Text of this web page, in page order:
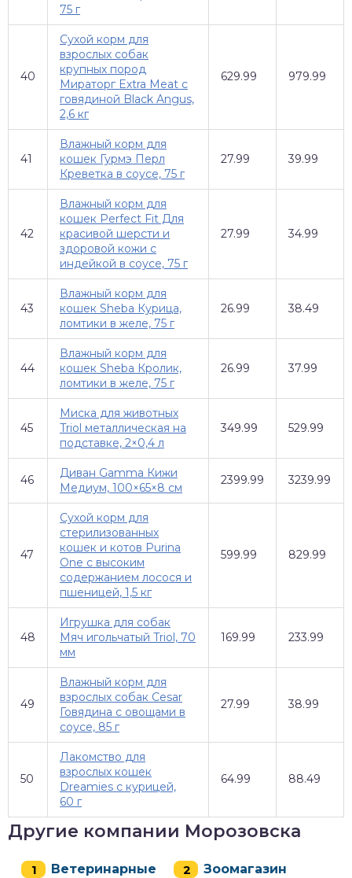
75 г
40
Сухой корм для
взрослых собак
крупных пород
Мираторг Extra Meat с
говядиной Black Angus,
2,6 кг
629.99 979.99
41
Влажный корм для
кошек Гурмэ Перл
Креветка в соусе, 75 г
27.99 39.99
42
Влажный корм для
кошек Perfect Fit Для
красивой шерсти и
здоровой кожи с
индейкой в соусе, 75 г
27.99 34.99
43
Влажный корм для
кошек Sheba Курица,
ломтики в желе, 75 г
26.99 38.49
44
Влажный корм для
кошек Sheba Кролик,
ломтики в желе, 75 г
26.99 37.99
45
Миска для животных
Triol металлическая на
подставке, 2×0,4 л
349.99 529.99
46
Диван Gamma Кижи
Медиум, 100×65×8 см
2399.99 3239.99
47
Сухой корм для
стерилизованных
кошек и котов Purina
One с высоким
содержанием лосося и
пшеницей, 1,5 кг
599.99 829.99
48
Игрушка для собак
Мяч игольчатый Triol, 70
мм
169.99 233.99
49
Влажный корм для
взрослых собак Cesar
Говядина с овощами в
соусе, 85 г
27.99 38.99
50
Лакомство для
взрослых кошек
Dreamies с курицей,
60 г
64.99 88.49
Другие компании Морозовска
Ветеринарные
Зоомагазин